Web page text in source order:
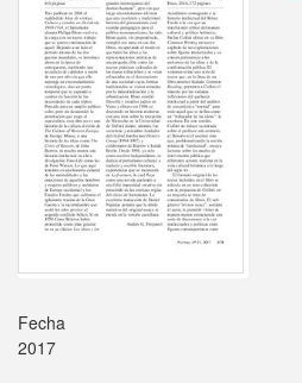
Fecha
2017